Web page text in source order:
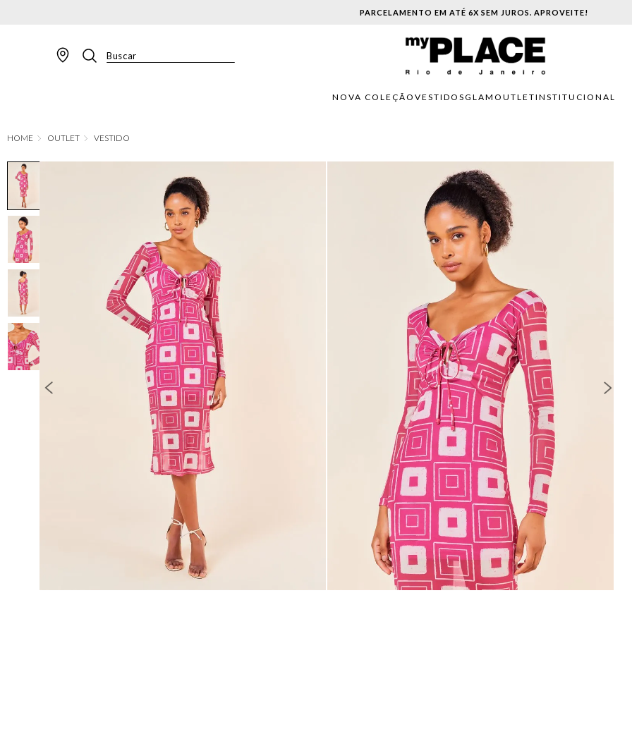
PARCELAMENTO EM ATÉ 6X SEM JUROS. APROVEITE!
Buscar
JAQUETA
CALÇA JEANS
SHORT
COLETE
NOVA COLEÇÃO VESTIDOSGLAM OUTLETINSTITUCIONAL
OUTLET VESTIDO